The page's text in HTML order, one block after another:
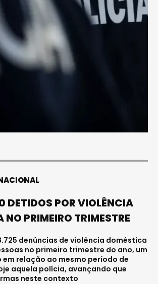
DETIDOS POR VIOLÊNCIA
PRIMEIRO TRIMESTRE
denúncias de violência doméstica
no primeiro trimestre do ano, um
relação ao mesmo período de
aquela polícia, avançando que
neste contexto